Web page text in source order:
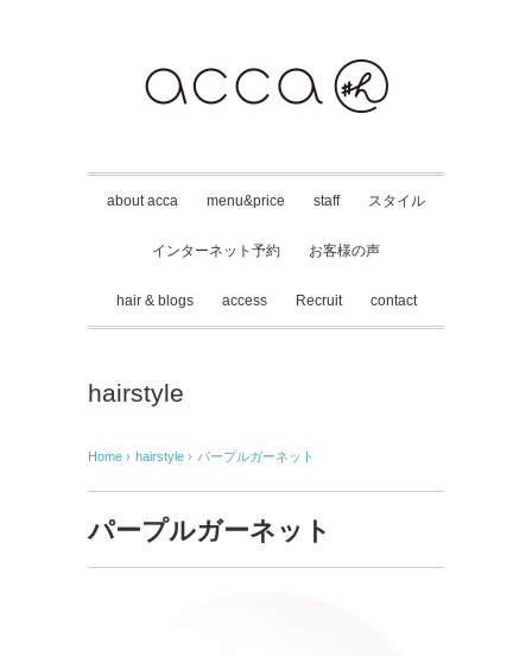
about acca menu&price staff スタイル
インターネット予約 お客様の声
hair & blogs access Recruit contact
hairstyle
Home › hairstyle › パープルガーネット
パープルガーネット